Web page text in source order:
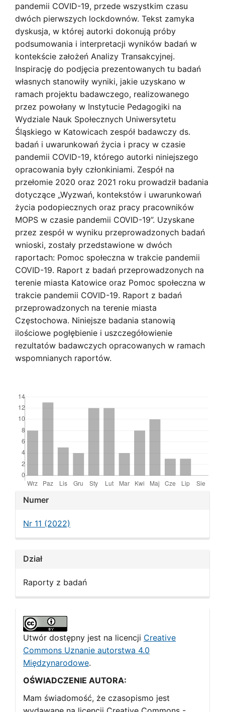
pandemii COVID-19, przede wszystkim czasu
dwóch pierwszych lockdownów. Tekst zamyka
dyskusja, w której autorki dokonują próby
podsumowania i interpretacji wyników badań w
kontekście założeń Analizy Transakcyjnej.
Inspirację do podjęcia prezentowanych tu badań
własnych stanowiły wyniki, jakie uzyskano w
ramach projektu badawczego, realizowanego
przez powołany w Instytucie Pedagogiki na
Wydziale Nauk Społecznych Uniwersytetu
Śląskiego w Katowicach zespół badawczy ds.
badań i uwarunkowań życia i pracy w czasie
pandemii COVID-19, którego autorki niniejszego
opracowania były członkiniami. Zespół na
przełomie 2020 oraz 2021 roku prowadził badania
dotyczące „Wyzwań, kontekstów i uwarunkowań
życia podopiecznych oraz pracy pracowników
MOPS w czasie pandemii COVID-19”. Uzyskane
przez zespół w wyniku przeprowadzonych badań
wnioski, zostały przedstawione w dwóch
raportach: Pomoc społeczna w trakcie pandemii
COVID-19. Raport z badań przeprowadzonych na
terenie miasta Katowice oraz Pomoc społeczna w
trakcie pandemii COVID-19. Raport z badań
przeprowadzonych na terenie miasta
Częstochowa. Niniejsze badania stanowią
ilościowe pogłębienie i uszczegółowienie
rezultatów badawczych opracowanych w ramach
wspomnianych raportów.
Article
Numer
Nr 11 (2022)
Dział
Raporty z badań
Utwór dostępny jest na licencji Creative
Commons Uznanie autorstwa 4.0
Międzynarodowe.
OŚWIADCZENIE AUTORA:
Mam świadomość, że czasopismo jest